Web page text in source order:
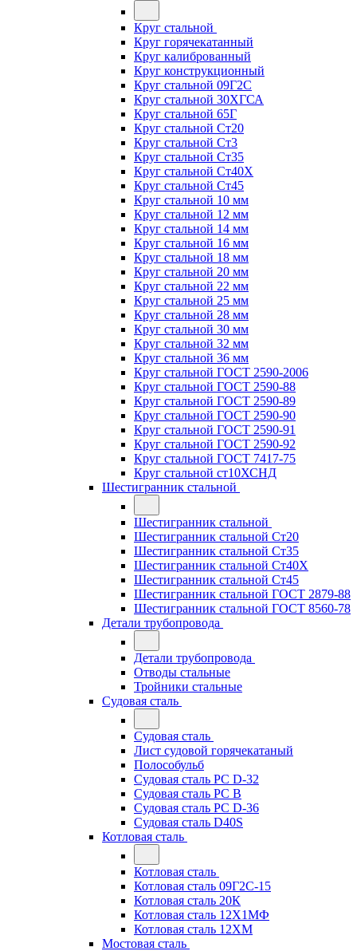
Круг стальной
Круг горячекатанный
Круг калиброванный
Круг конструкционный
Круг стальной 09Г2С
Круг стальной 30ХГСА
Круг стальной 65Г
Круг стальной Ст20
Круг стальной Ст3
Круг стальной Ст35
Круг стальной Ст40Х
Круг стальной Ст45
Круг стальной 10 мм
Круг стальной 12 мм
Круг стальной 14 мм
Круг стальной 16 мм
Круг стальной 18 мм
Круг стальной 20 мм
Круг стальной 22 мм
Круг стальной 25 мм
Круг стальной 28 мм
Круг стальной 30 мм
Круг стальной 32 мм
Круг стальной 36 мм
Круг стальной ГОСТ 2590-2006
Круг стальной ГОСТ 2590-88
Круг стальной ГОСТ 2590-89
Круг стальной ГОСТ 2590-90
Круг стальной ГОСТ 2590-91
Круг стальной ГОСТ 2590-92
Круг стальной ГОСТ 7417-75
Круг стальной ст10ХСНД
Шестигранник стальной
Шестигранник стальной
Шестигранник стальной Ст20
Шестигранник стальной Ст35
Шестигранник стальной Ст40Х
Шестигранник стальной Ст45
Шестигранник стальной ГОСТ 2879-88
Шестигранник стальной ГОСТ 8560-78
Детали трубопровода
Детали трубопровода
Отводы стальные
Тройники стальные
Судовая сталь
Судовая сталь
Лист судовой горячекатаный
Полособульб
Судовая сталь РС D-32
Судовая сталь РС В
Судовая сталь РС D-36
Судовая сталь D40S
Котловая сталь
Котловая сталь
Котловая сталь 09Г2С-15
Котловая сталь 20К
Котловая сталь 12Х1МФ
Котловая сталь 12ХМ
Мостовая сталь